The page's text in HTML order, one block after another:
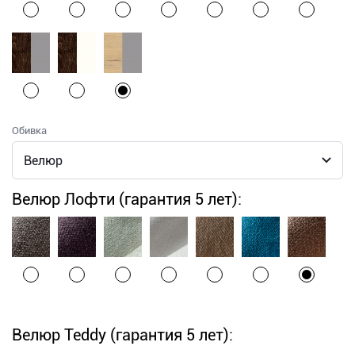
Обивка
Велюр Лофти (гарантия 5 лет):
Велюр Teddy (гарантия 5 лет):